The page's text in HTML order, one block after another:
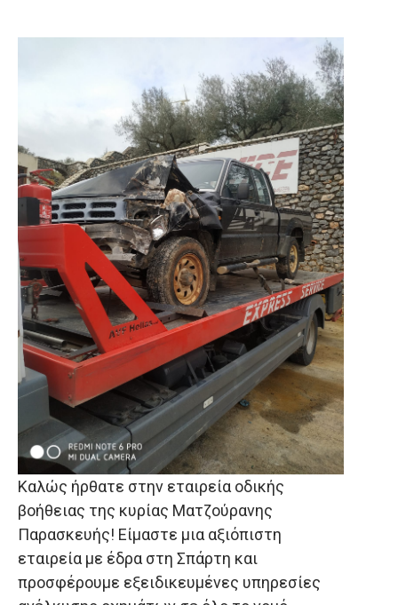
Καλώς ήρθατε στην εταιρεία οδικής
βοήθειας της κυρίας Ματζούρανης
Παρασκευής! Είμαστε μια αξιόπιστη
εταιρεία με έδρα στη Σπάρτη και
προσφέρουμε εξειδικευμένες υπηρεσίες